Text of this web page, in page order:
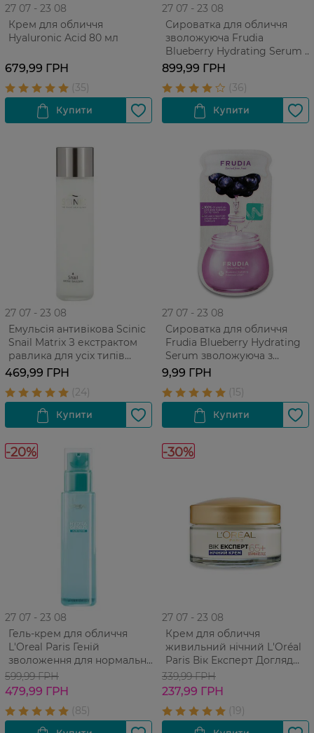
27 07 - 23 08
Крем для обличчя
Hyaluronic Acid 80 мл
679,99 ГРН
27 07 - 23 08
Сироватка для обличчя
зволожуюча Frudia
Blueberry Hydrating Serum з
чорницею для усіх типів
шкіри, 50 г
899,99 ГРН
27 07 - 23 08
Емульсія антивікова Scinic
Snail Matrix З екстрактом
равлика для усіх типів
шкіри 150 мл
469,99 ГРН
27 07 - 23 08
Сироватка для обличчя
Frudia Blueberry Hydrating
Serum зволожуюча з
екстрактом чорниці Для
усіх типів ​​шкіри 1 шт
9,99 ГРН
-20%
27 07 - 23 08
Гель-крем для обличчя
L'Oreal Paris Геній
зволоження для нормальної
та комбінованої шкіри
обличчя 70 мл
599,99 ГРН
479,99 ГРН
-30%
27 07 - 23 08
Крем для обличчя
живильний нічний L'Oréal
Paris Вік Експерт Догляд
339,99 ГРН
237,99 ГРН